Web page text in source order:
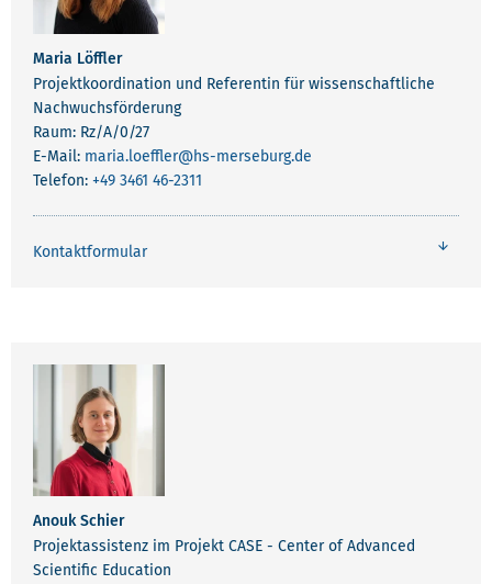
Maria Löffler
Projektkoordination und Referentin für wissenschaftliche
Nachwuchsförderung
Raum: Rz/A/0/27
E-Mail: maria.loeffler@hs-merseburg.de
Telefon: +49 3461 46-2311
Kontaktformular
Anouk Schier
Projektassistenz im Projekt CASE - Center of Advanced
Scientific Education